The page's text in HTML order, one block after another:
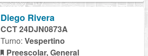
Diego Rivera
CCT 24DJN0873A
Turno: Vespertino
Preescolar, General